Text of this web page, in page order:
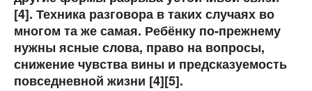
[4]. Техника разговора в таких случаях во
многом та же самая. Ребёнку по-прежнему
нужны ясные слова, право на вопросы,
снижение чувства вины и предсказуемость
повседневной жизни [4][5].